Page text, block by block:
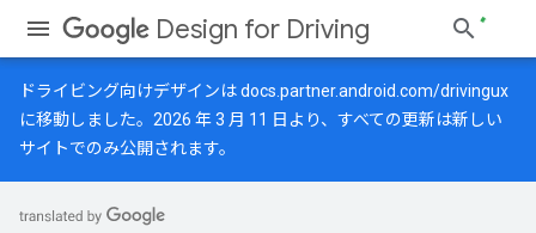
Design for Driving
ドライビング向けデザインはdocs.partner.android.com/drivingux
に移動しました。2026 年 3 月 11 日より、すべての更新は新しい
サイトでのみ公開されます。